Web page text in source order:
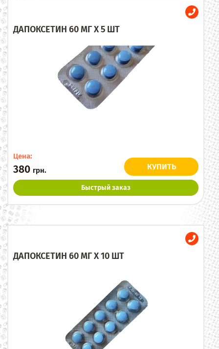
ДАПОКСЕТИН 60 МГ X 5 ШТ
Цена:
380 грн. КУПИТЬ
Быстрый заказ
ДАПОКСЕТИН 60 МГ X 10 ШТ